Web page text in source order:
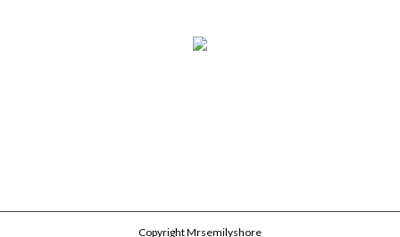
Copyright Mrsemilyshore